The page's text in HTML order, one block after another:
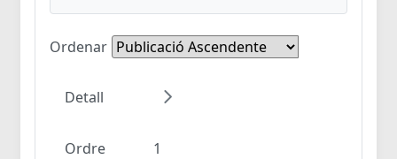
Ordenar
Detall
Ordre 1